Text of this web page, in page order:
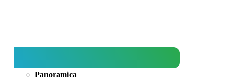
Panoramica